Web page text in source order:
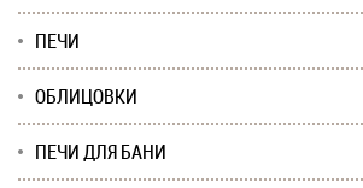
ПЕЧИ
ОБЛИЦОВКИ
ПЕЧИ ДЛЯ БАНИ